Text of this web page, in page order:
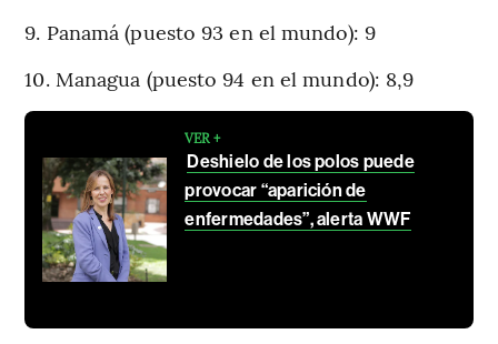
9. Panamá (puesto 93 en el mundo): 9
10. Managua (puesto 94 en el mundo): 8,9
VER +
Deshielo de los polos puede
provocar “aparición de
enfermedades”, alerta WWF